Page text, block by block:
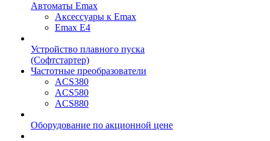
Автоматы Emax
Аксессуары к Emax
Emax E4
Устройство плавного пуска
(Софтстартер)
Частотные преобразователи
ACS380
ACS580
ACS880
Оборудование по акционной цене